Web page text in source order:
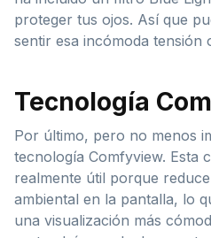
proteger tus ojos. Así que
sentir esa incómoda tensión
Tecnología
Por último, pero no menos
tecnología Comfyview. Esta
realmente útil porque
ambiental en la pantalla, lo
una visualización más